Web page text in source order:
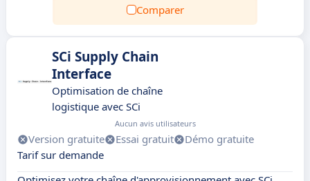
Comparer
SCi Supply Chain
Interface
Optimisation de chaîne
logistique avec SCi
Aucun avis utilisateurs
Version gratuite Essai gratuit
Démo gratuite
Tarif sur demande